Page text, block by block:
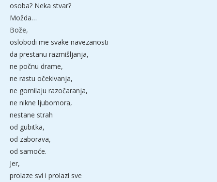
osoba? Neka stvar?
Možda…
Bože,
oslobodi me svake navezanosti
da prestanu razmišljanja,
ne počnu drame,
ne rastu očekivanja,
ne gomilaju razočaranja,
ne nikne ljubomora,
nestane strah
od gubitka,
od zaborava,
od samoće.
Jer,
prolaze svi i prolazi sve